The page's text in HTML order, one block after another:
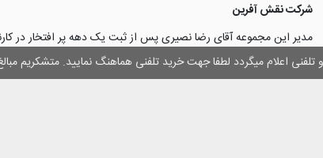
و تلفنی اعلام میگردد لطفا جهت خرید تلفنی هماهنگ نمایید. متشکریم
شرکت نقش آفرین
مدیر این مجموعه آقای رضا نصیری پس از ثبت یک دهه پر افتخار در
چاپ و تبلیغات با تولید مجموعه‌های
۳۰۰۰ نفر و دریافت تندیس کار آفرینان برتر، برآن شدند تا با ایجاد